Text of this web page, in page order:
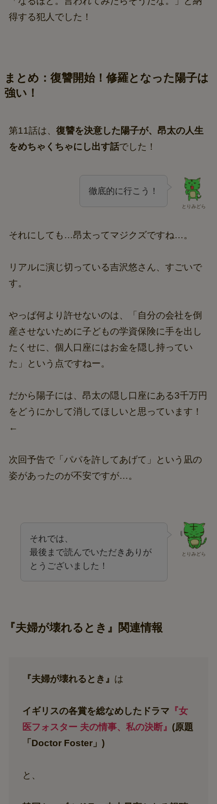
得する犯人でした！
まとめ：復讐開始！修羅となった陽子は
強い！
第11話は、 復讐を決意した陽子が、昂太の人生
をめちゃくちゃにし出す話でした！
とりみどら
徹底的に行こう！
それにしても…昂太ってマジクズですね…。
リアルに演じ切っている吉沢悠さん、すごいで
す。
やっぱ何より許せないのは、「自分の会社を倒
産させないために子どもの学資保険に手を出し
たくせに、個人口座にはお金を隠し持ってい
た」という点ですねー。
だから陽子には、昂太の隠し口座にある3千万円
をどうにかして消してほしいと思っています！
←
次回予告で「パパを許してあげて」という凪の
姿があったのが不安ですが…。
とりみどら
それでは、
最後まで読んでいただきありが
とうございました！
『夫婦が壊れるとき』関連情報
『夫婦が壊れるとき』 は
イギリスの各賞を総なめしたドラマ 『女
医フォスター 夫の情事、私の決断』 (原題
「Doctor Foster」)
と、